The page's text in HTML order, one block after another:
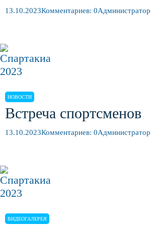
13.10.2023Комментариев: 0Администратор
НОВОСТИ
Встреча спортсменов
13.10.2023Комментариев: 0Администратор
ВИДЕОГАЛЕРЕЯ